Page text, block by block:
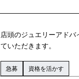
店頭のジュエリーアド
ていただきます。
急募 資格を活かす